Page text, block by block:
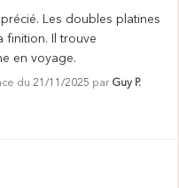
Les doubles platines
finition. Il trouve
en voyage.
du 21/11/2025 par Guy P.